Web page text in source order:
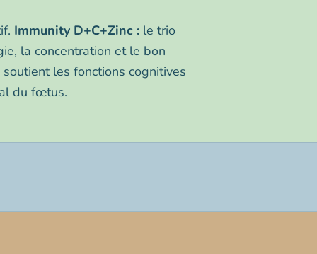
Immunity D+C+Zinc : le trio
la concentration et le bon
les fonctions cognitives
du fœtus.